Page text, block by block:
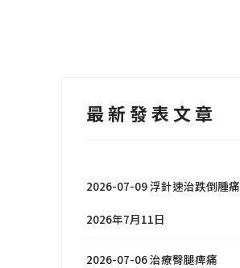
最 新 發 表 文 章
2026-07-09 浮針速治跌倒腫痛
2026年7月11日
2026-07-06 治療臀腿痺痛